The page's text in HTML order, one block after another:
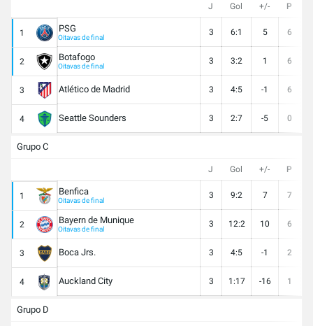
J Gol +/- P
1 PSG
Oitavas de final
3 6:1 5 6
2 Botafogo
Oitavas de final
3 3:2 1 6
3 Atlético de Madrid 3 4:5 -1 6
4 Seattle Sounders 3 2:7 -5 0
Grupo C
J Gol +/- P
1 Benfica
Oitavas de final
3 9:2 7 7
2 Bayern de Munique
Oitavas de final
3 12:2 10 6
3 Boca Jrs. 3 4:5 -1 2
4 Auckland City 3 1:17 -16 1
Grupo D